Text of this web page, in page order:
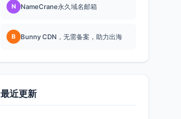
N NameCrane永久域名邮箱
B Bunny CDN，无需备案，助力出海
最近更新